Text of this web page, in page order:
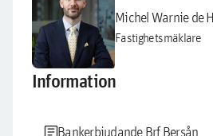
Michel Warnie de
Fastighetsmäklare
Information
Bankerbjudande Brf Bersån